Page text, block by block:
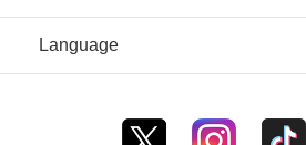
Language